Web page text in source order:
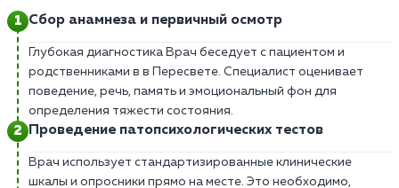
Сбор анамнеза и первичный осмотр
Глубокая диагностика Врач беседует с пациентом и
родственниками в в Пересвете. Специалист оценивает
поведение, речь, память и эмоциональный фон для
определения тяжести состояния.
Проведение патопсихологических тестов
Врач использует стандартизированные клинические
шкалы и опросники прямо на месте. Это необходимо,